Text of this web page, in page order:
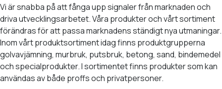
Vi är snabba på att fånga upp signaler från marknaden och
driva utvecklingsarbetet. Våra produkter och vårt sortiment
förändras för att passa marknadens ständigt nya utmaningar.
Inom vårt produktsortiment idag finns produktgrupperna
golvavjämning, murbruk, putsbruk, betong, sand, bindemedel
och specialprodukter. I sortimentet finns produkter som kan
användas av både proffs och privatpersoner.